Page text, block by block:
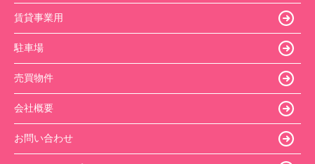
賃貸事業用
駐車場
売買物件
会社概要
お問い合わせ